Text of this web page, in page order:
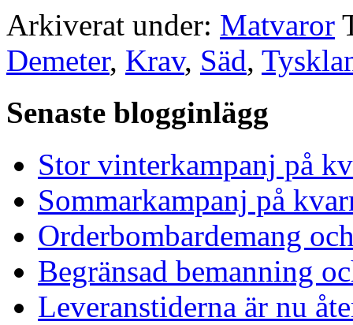
Arkiverat under: Matvaror
Demeter, Krav, Säd,
Senaste blogginlägg
Stor vinterkampanj på
Sommarkampanj på
Orderbombardemang
Begränsad bemanning
Leveranstiderna är nu